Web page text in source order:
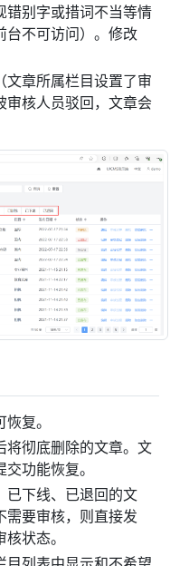
错别字或措词不当等情
台不可访问）。修改
文章所属栏目设置了审
审核人员驳回，文章会
复。
将彻底删除的文章。文
功能恢复。
已下线、已退回的文
需要审核，则直接发
状态。